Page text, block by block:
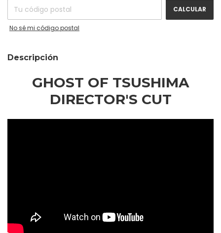
CALCULAR
No sé mi código postal
Descripción
GHOST OF TSUSHIMA
DIRECTOR'S CUT
sigilo para emboscar a los enemigos y explora una